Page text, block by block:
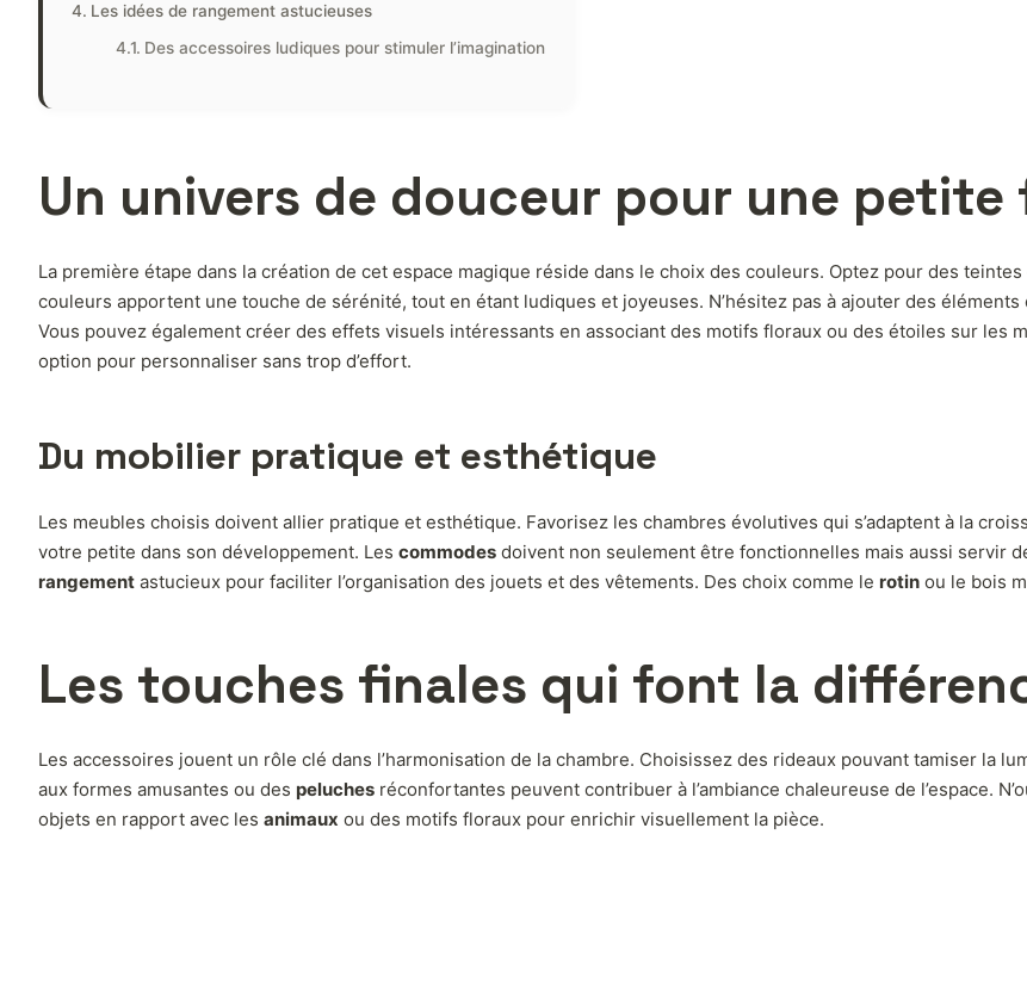
Les idées de rangement astucieuses
Des accessoires ludiques pour stimuler l’imagination
Un univers de douceur pour une petite
La première étape dans la création de cet espace magique réside dans le choix des couleurs. Optez pour des
couleurs apportent une touche de sérénité, tout en étant ludiques et joyeuses. N’hésitez pas à ajouter des éléments
Vous pouvez également créer des effets visuels intéressants en associant des motifs floraux ou des étoiles sur les
option pour personnaliser sans trop d’effort.
Du mobilier pratique et esthétique
Les meubles choisis doivent allier pratique et esthétique. Favorisez les chambres évolutives qui s’adaptent à la
votre petite dans son développement. Les commodes doivent non seulement être fonctionnelles mais aussi servir
rangement astucieux pour faciliter l’organisation des jouets et des vêtements. Des choix comme le rotin ou le bois
Les touches finales qui font la
Les accessoires jouent un rôle clé dans l’harmonisation de la chambre. Choisissez des rideaux pouvant tamiser la
aux formes amusantes ou des peluches réconfortantes peuvent contribuer à l’ambiance chaleureuse de l’espace.
objets en rapport avec les animaux ou des motifs floraux pour enrichir visuellement la pièce.